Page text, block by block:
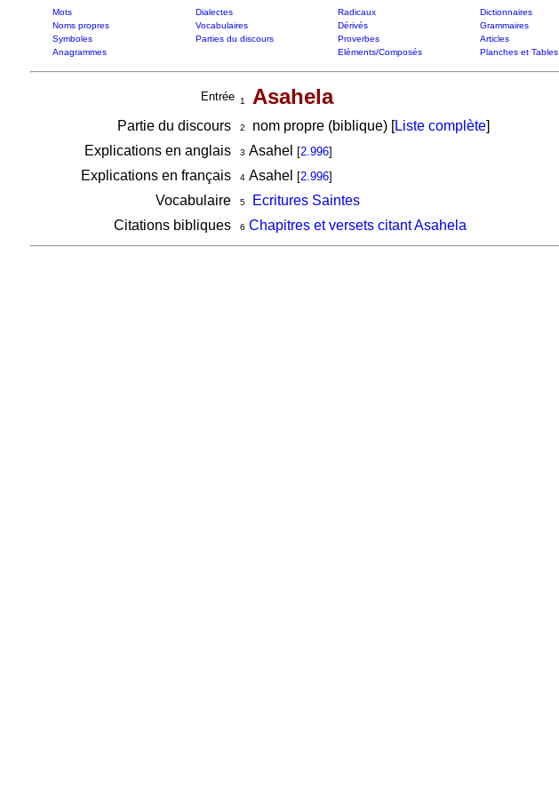
Mots Dialectes Radicaux Dictionnaires
Noms propres
Vocabulaires Dérivés Grammaires
Symboles
Parties du discours Proverbes Articles
Anagrammes
Eléments/Composés Planches et Tables
Entrée 1 Asahela
Partie du discours 2 nom propre (biblique) [Liste complète]
Explications en anglais
3 Asahel [2.996]
Explications en français 4Asahel [2.996]
Vocabulaire 5
Ecritures Saintes
Citations bibliques
6 Chapitres et versets citant Asahela